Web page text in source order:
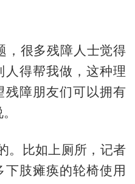
，很多残障人士觉得
得帮我做，这种理
残障朋友们可以拥有
。比如上厕所，记者
肢瘫痪的轮椅使用